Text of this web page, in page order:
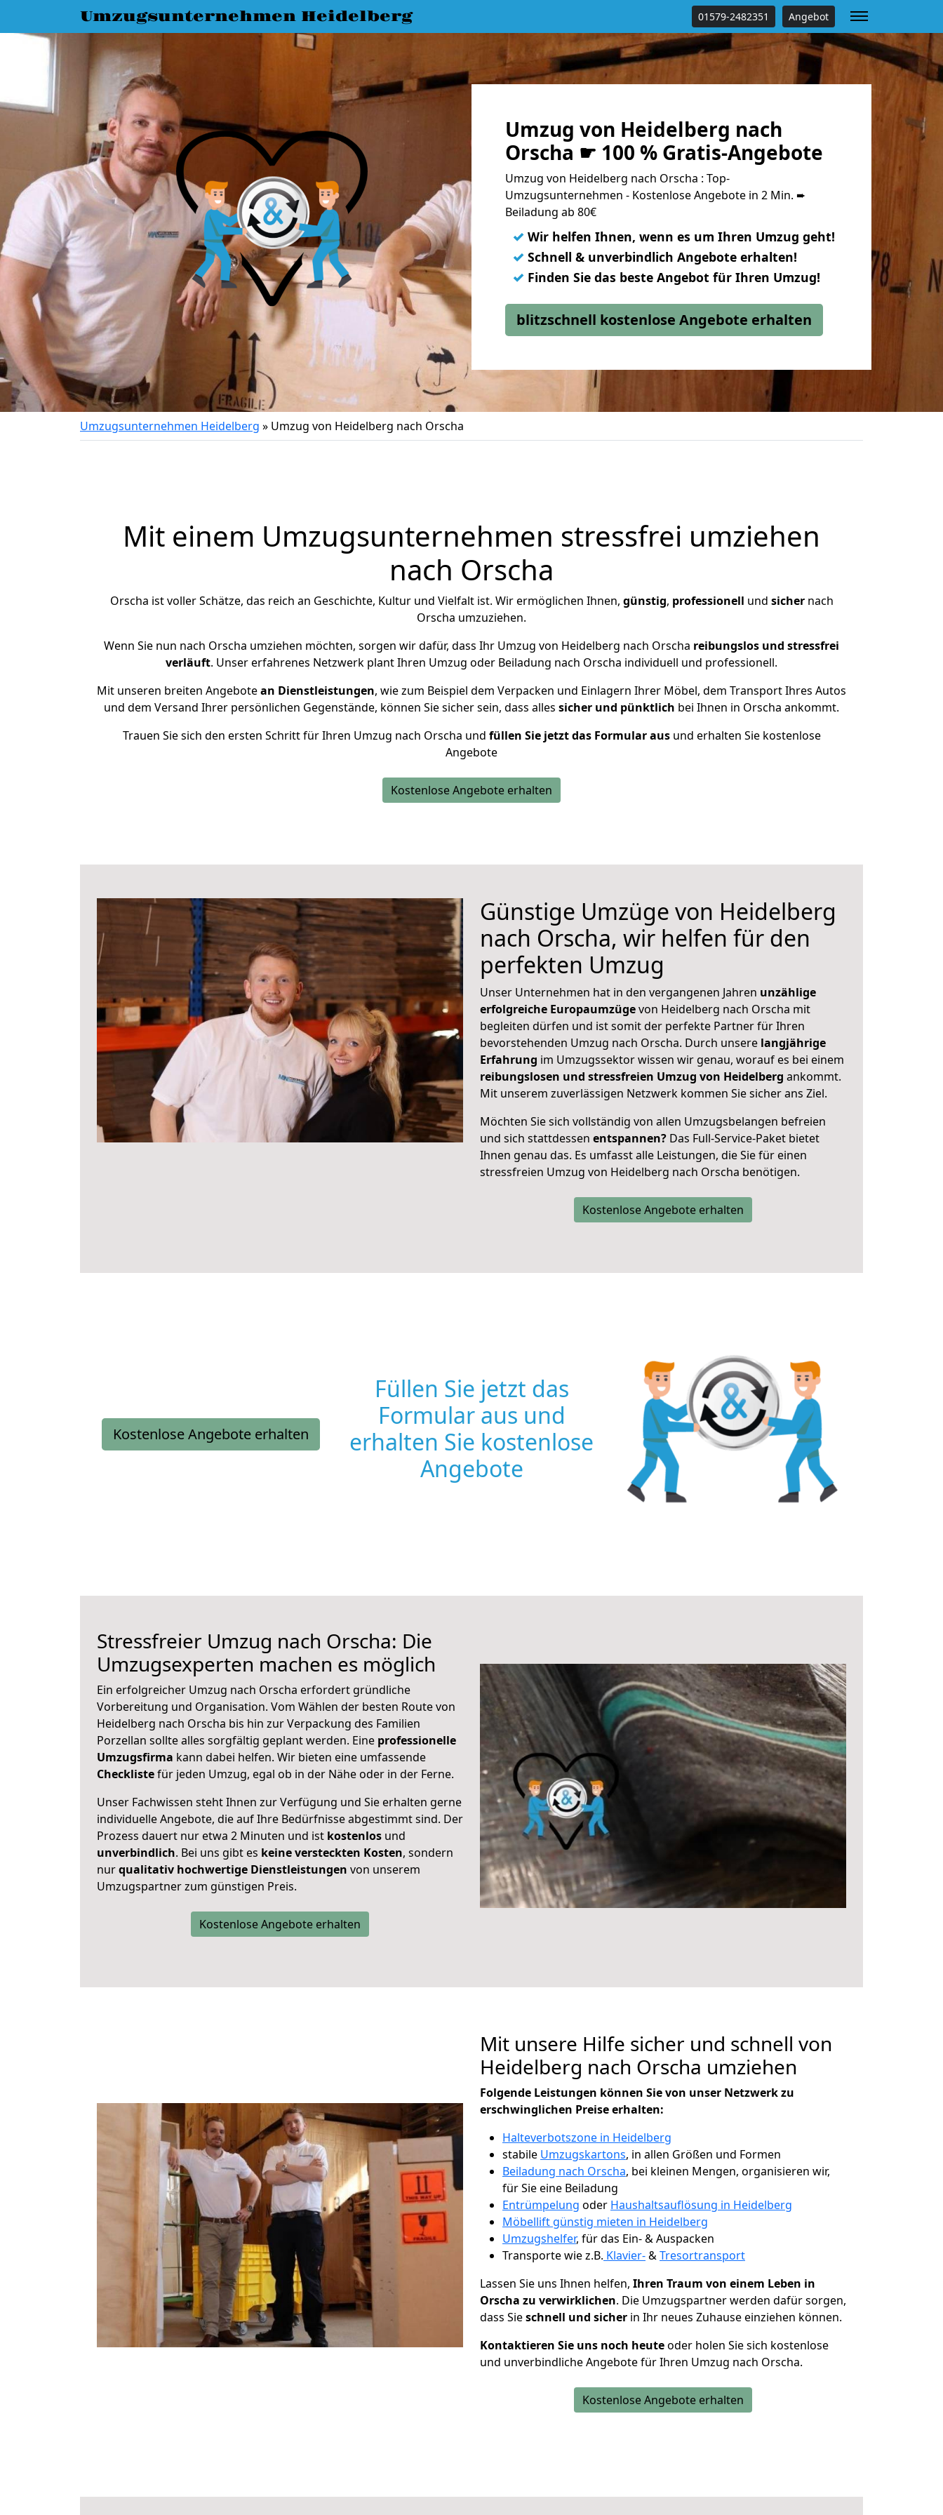
Umzugsunternehmen Heidelberg 01579-2482351 Angebot
Umzug von Heidelberg nach
Orscha ☛ 100 % Gratis-Angebote
Umzug von Heidelberg nach Orscha : Top-
Umzugsunternehmen - Kostenlose Angebote in 2 Min. ➨
Beiladung ab 80€
✓ Wir helfen Ihnen, wenn es um Ihren Umzug geht!
✓ Schnell & unverbindlich Angebote erhalten!
✓ Finden Sie das beste Angebot für Ihren Umzug!
blitzschnell kostenlose Angebote erhalten
Umzugsunternehmen Heidelberg » Umzug von Heidelberg nach Orscha
Mit einem Umzugsunternehmen stressfrei umziehen
nach Orscha
Orscha ist voller Schätze, das reich an Geschichte, Kultur und Vielfalt ist. Wir ermöglichen Ihnen, günstig, professionell und sichernach
Orscha umzuziehen.
Wenn Sie nun nach Orscha umziehen möchten, sorgen wir dafür, dass Ihr Umzug von Heidelberg nach Orscha reibungslos und stressfrei
verläuft. Unser erfahrenes Netzwerk plant Ihren Umzug oder Beiladung nach Orscha individuell und professionell.
Mit unseren breiten Angebotean Dienstleistungen, wie zum Beispiel dem Verpacken und Einlagern Ihrer Möbel, dem Transport Ihres Autos
und dem Versand Ihrer persönlichen Gegenstände, können Sie sicher sein, dass alles sicher und pünktlich bei Ihnen in Orscha ankommt.
Trauen Sie sich den ersten Schritt für Ihren Umzug nach Orscha und füllen Sie jetzt das Formular ausund erhalten Sie kostenlose
Angebote
Kostenlose Angebote erhalten
Günstige Umzüge von Heidelberg
nach Orscha, wir helfen für den
perfekten Umzug
Unser Unternehmen hat in den vergangenen Jahren unzählige
erfolgreiche Europaumzügevon Heidelberg nach Orscha mit
begleiten dürfen und ist somit der perfekte Partner für Ihren
bevorstehenden Umzug nach Orscha. Durch unsere langjährige
Erfahrung im Umzugssektor wissen wir genau, worauf es bei einem
reibungslosen und stressfreien Umzug von Heidelberg ankommt.
Mit unserem zuverlässigen Netzwerk kommen Sie sicher ans Ziel.
Möchten Sie sich vollständig von allen Umzugsbelangen befreien
und sich stattdessen entspannen? Das Full-Service-Paket bietet
Ihnen genau das. Es umfasst alle Leistungen, die Sie für einen
stressfreien Umzug von Heidelberg nach Orscha benötigen.
Kostenlose Angebote erhalten
Kostenlose Angebote erhalten
Füllen Sie jetzt das
Formular aus und
erhalten Sie kostenlose
Angebote
Stressfreier Umzug nach Orscha: Die
Umzugsexperten machen es möglich
Ein erfolgreicher Umzug nach Orscha erfordert gründliche
Vorbereitung und Organisation. Vom Wählen der besten Route von
Heidelberg nach Orscha bis hin zur Verpackung des Familien
Porzellan sollte alles sorgfältig geplant werden. Eine professionelle
Umzugsfirma kann dabei helfen. Wir bieten eine umfassende
Checklistefür jeden Umzug, egal ob in der Nähe oder in der Ferne.
Unser Fachwissen steht Ihnen zur Verfügung und Sie erhalten gerne
individuelle Angebote, die auf Ihre Bedürfnisse abgestimmt sind. Der
Prozess dauert nur etwa 2 Minuten und ist kostenlos und
unverbindlich. Bei uns gibt es keine versteckten Kosten, sondern
nurqualitativ hochwertige Dienstleistungen von unserem
Umzugspartner zum günstigen Preis.
Kostenlose Angebote erhalten
Mit unsere Hilfe sicher und schnell von
Heidelberg nach Orscha umziehen
Folgende Leistungen können Sie von unser Netzwerk zu
erschwinglichen Preise erhalten:
Halteverbotszone in Heidelberg
stabile Umzugskartons, in allen Größen und Formen
Beiladung nach Orscha, bei kleinen Mengen, organisieren wir,
für Sie eine Beiladung
Entrümpelung oder Haushaltsauflösung in Heidelberg
Möbellift günstig mieten in Heidelberg
Umzugshelfer, für das Ein- & Auspacken
Transporte wie z.B. Klavier-&Tresortransport
Lassen Sie uns Ihnen helfen, Ihren Traum von einem Leben in
Orscha zu verwirklichen. Die Umzugspartner werden dafür sorgen,
dass Sieschnell und sicher in Ihr neues Zuhause einziehen können.
Kontaktieren Sie uns noch heuteoder holen Sie sich kostenlose
und unverbindliche Angebote für Ihren Umzug nach Orscha.
Kostenlose Angebote erhalten